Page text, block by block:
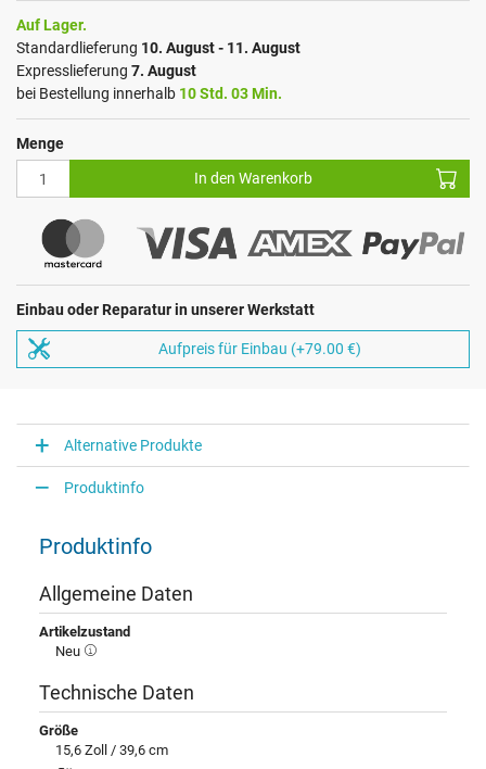
Auf Lager.
Standardlieferung 10. August - 11. August
Expresslieferung 7. August
bei Bestellung innerhalb 10 Std. 03 Min.
Menge
In den Warenkorb
Einbau oder Reparatur in unserer Werkstatt
Aufpreis für Einbau (+79.00 €)
Alternative Produkte
Produktinfo
Produktinfo
Allgemeine Daten
Artikelzustand
Neu
Technische Daten
Größe
15,6 Zoll / 39,6 cm